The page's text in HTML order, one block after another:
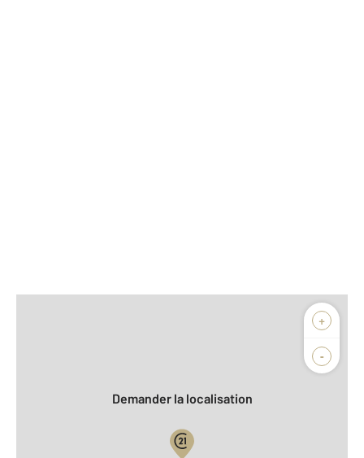
+
-
Biens vendus
Demander la localisation